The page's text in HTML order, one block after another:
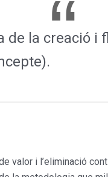
de la creació i
valor i l’eliminació